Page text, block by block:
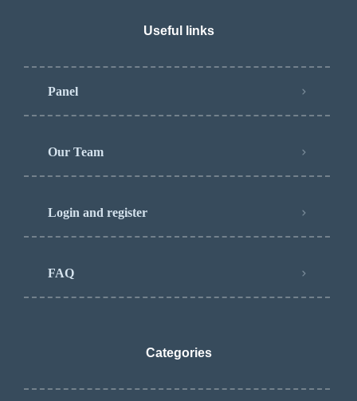
Useful links
Panel
Our Team
Login and register
FAQ
Categories